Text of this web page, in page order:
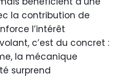
la contribution de
l’intérêt
c’est du concret :
la mécanique
surprend